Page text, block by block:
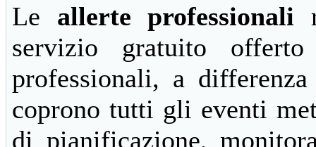
Le allerte professionali
servizio gratuito
professionali, a
coprono tutti gli eventi
di pianificazione,